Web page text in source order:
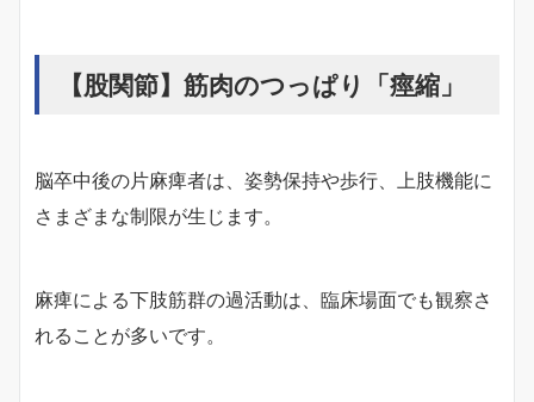
【股関節】筋肉のつっぱり「痙縮」
脳卒中後の片麻痺者は、姿勢保持や歩行、上肢機能に
さまざまな制限が生じます。
麻痺による下肢筋群の過活動は、臨床場面でも観察さ
れることが多いです。